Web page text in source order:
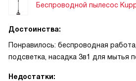
Беспроводной пылесос
Достоинства:
Понравилось: беспроводная
подсветка, насадка 3в1 для мытья
Недостатки: